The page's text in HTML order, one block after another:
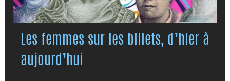
Les femmes sur les billets, d’hier à
aujourd’hui